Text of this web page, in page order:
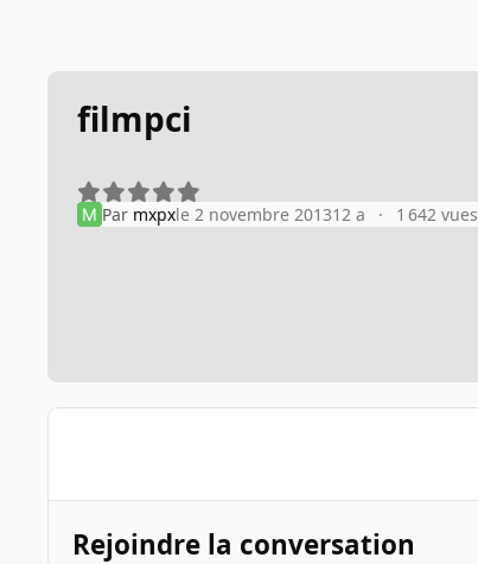
filmpci
Par mxpxle 2 novembre 201312 a 1 642 vues
Rejoindre la conversation